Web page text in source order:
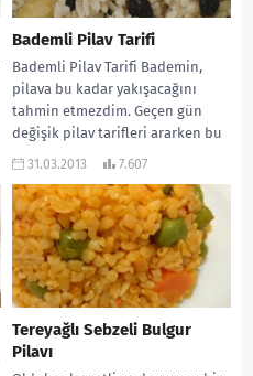
Bademli Pilav Tarifi
Bademli Pilav Tarifi Bademin,
pilava bu kadar yakışacağını
tahmin etmezdim. Geçen gün
değişik pilav tarifleri ararken bu
tarife rast geldim...
31.03.2013 7.607
Tereyağlı Sebzeli Bulgur
Pilavı